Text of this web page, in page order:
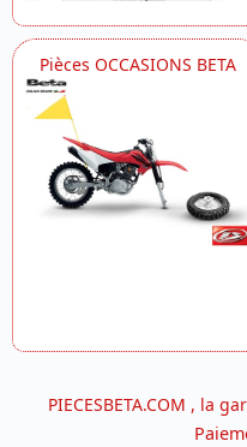
Pièces OCCASIONS BETA
PIECESBETA.COM , la